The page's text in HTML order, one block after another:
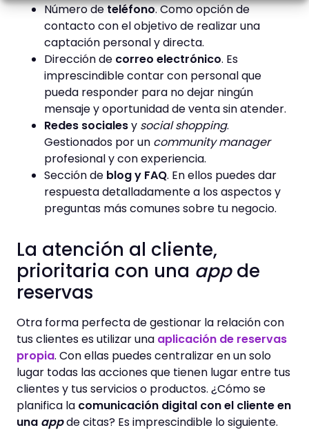
Número deteléfono. Como opción de
contacto con el objetivo de realizar una
captación personal y directa.
Dirección de correo electrónico. Es
imprescindible contar con personal que
pueda responder para no dejar ningún
mensaje y oportunidad de venta sin atender.
Redes socialesy social shopping.
Gestionados por un community manager
profesional y con experiencia.
Sección de blog y FAQ. En ellos puedes dar
respuesta detalladamente a los aspectos y
preguntas más comunes sobre tu negocio.
La atención al cliente,
prioritaria con una appde
reservas
Otra forma perfecta de gestionar la relación con
tus clientes es utilizar una aplicación de reservas
propia. Con ellas puedes centralizar en un solo
lugar todas las acciones que tienen lugar entre tus
clientes y tus servicios o productos. ¿Cómo se
planifica la comunicación digital con el cliente en
una appde citas? Es imprescindible lo siguiente.